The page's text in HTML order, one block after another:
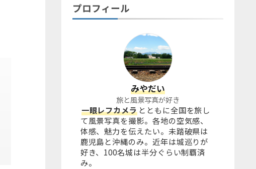
プロフィール
みやだい
旅と風景写真が好き
一眼レフカメラ とともに全国を旅し
て風景写真を撮影。各地の空気感、
体感、魅力を伝えたい。未踏破県は
鹿児島と沖縄のみ。近年は城巡りが
好き、100名城は半分ぐらい制覇済
み。